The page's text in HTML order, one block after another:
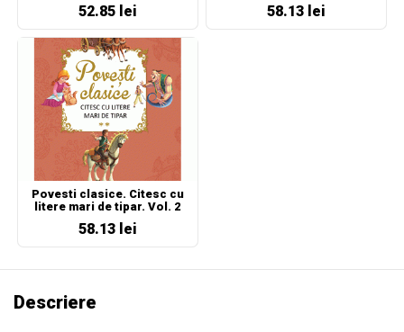
52.85 lei 58.13 lei
Povesti clasice. Citesc cu
litere mari de tipar. Vol. 2
58.13 lei
Descriere